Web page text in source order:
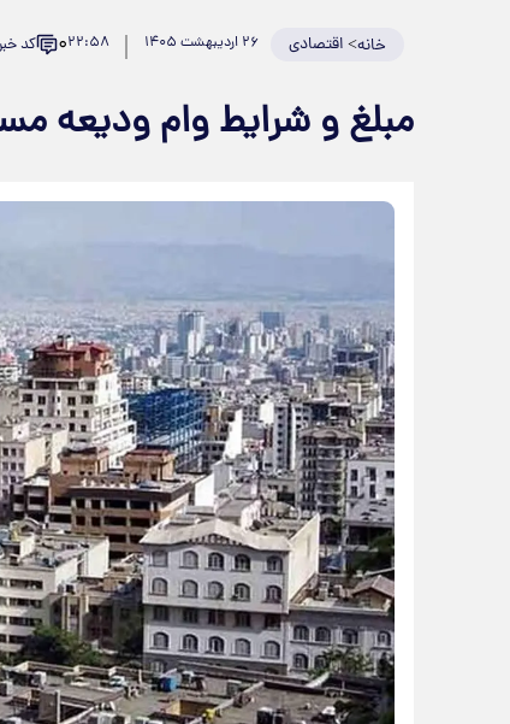
خانه>اقتصادی ۲۶ اردیبهشت ۱۴۰۵ ۲۲:۵۸۰ کد خبر:
مبلغ و شرایط وام ودیعه